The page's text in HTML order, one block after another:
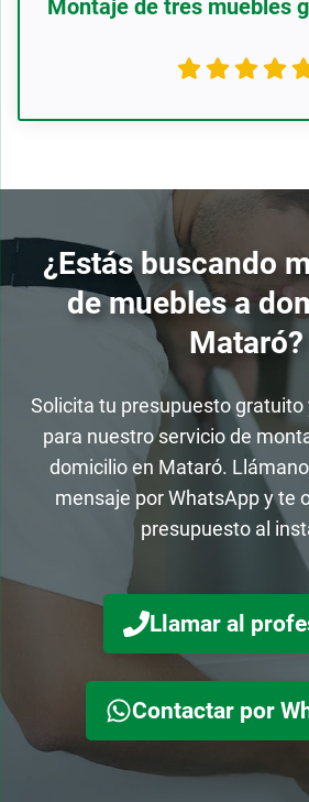
Montaje de tres muebles
¿Estás buscando
de muebles a
Mataró?
Solicita tu presupuesto
para nuestro servicio de
domicilio en Mataró.
mensaje por WhatsApp y te
presupuesto al
Llamar al
Contactar por